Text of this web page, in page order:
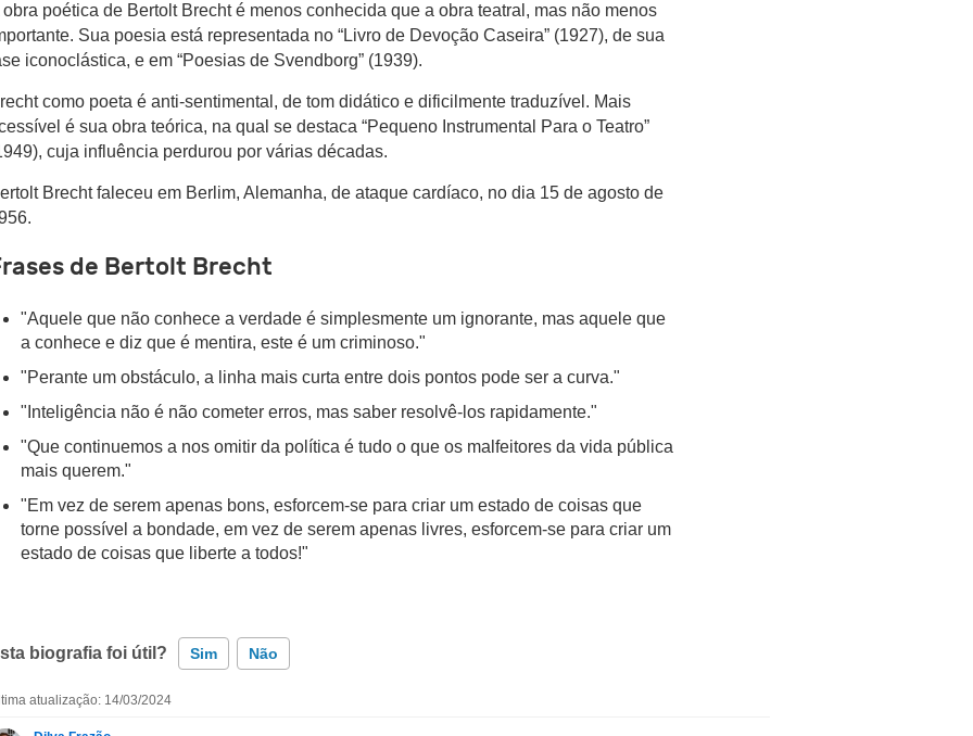
obra poética de Bertolt Brecht é menos conhecida que a obra teatral, mas não menos
Sua poesia está representada no “Livro de Devoção Caseira” (1927), de sua
iconoclástica, e em “Poesias de Svendborg” (1939).
como poeta é anti-sentimental, de tom didático e dificilmente traduzível. Mais
é sua obra teórica, na qual se destaca “Pequeno Instrumental Para o Teatro”
cuja influência perdurou por várias décadas.
Brecht faleceu em Berlim, Alemanha, de ataque cardíaco, no dia 15 de agosto de
de Bertolt Brecht
"Aquele que não conhece a verdade é simplesmente um ignorante, mas aquele que
a conhece e diz que é mentira, este é um criminoso."
"Perante um obstáculo, a linha mais curta entre dois pontos pode ser a curva."
"Inteligência não é não cometer erros, mas saber resolvê-los rapidamente."
"Que continuemos a nos omitir da política é tudo o que os malfeitores da vida pública
mais querem."
"Em vez de serem apenas bons, esforcem-se para criar um estado de coisas que
torne possível a bondade, em vez de serem apenas livres, esforcem-se para criar um
estado de coisas que liberte a todos!"
biografia foi útil? Sim Não
atualização: 14/03/2024